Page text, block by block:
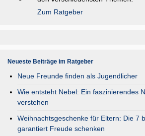
Zum Ratgeber
Neueste Beiträge im Ratgeber
Neue Freunde finden als Jugendlicher
Wie entsteht Nebel: Ein faszinierendes
verstehen
Weihnachtsgeschenke für Eltern: Die 7
garantiert Freude schenken